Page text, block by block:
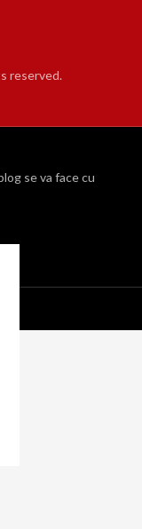
reserved.
se va face cu